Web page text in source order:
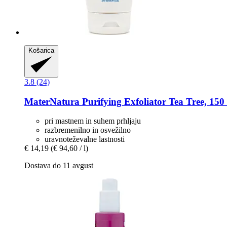
Košarica
3.8 (24)
MaterNatura Purifying Exfoliator Tea Tree, 150
pri mastnem in suhem prhljaju
razbremenilno in osvežilno
uravnoteževalne lastnosti
€ 14,19 (€ 94,60 / l)
Dostava do 11 avgust